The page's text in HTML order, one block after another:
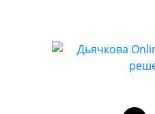
ЛЕЧЕБНАЯ ДЕЯТЕЛЬНОСТЬ